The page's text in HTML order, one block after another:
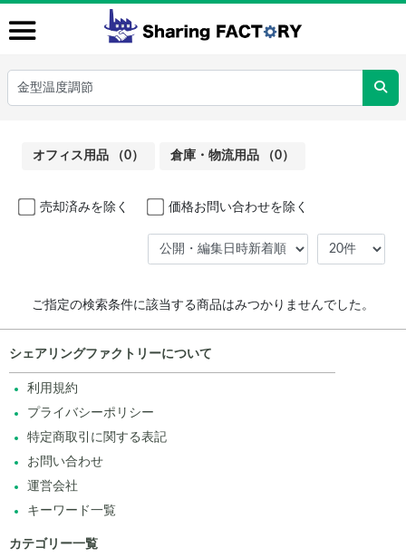
オフィス用品 （0） 倉庫・物流用品 （0）
売却済みを除く 価格お問い合わせを除く
ご指定の検索条件に該当する商品はみつかりませんでした。
シェアリングファクトリーについて
利用規約
プライバシーポリシー
特定商取引に関する表記
お問い合わせ
運営会社
キーワード一覧
カテゴリー一覧